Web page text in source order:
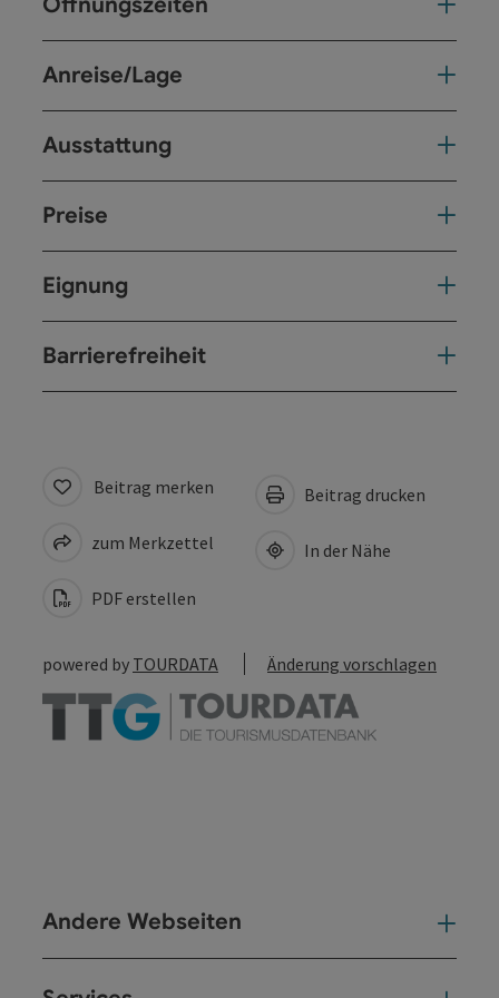
Anreise/Lage
Ausstattung
Preise
Eignung
Barrierefreiheit
Beitrag merken
zum Merkzettel
PDF erstellen
Beitrag drucken
In der Nähe
powered by TOURDATA Änderung vorschlagen
Andere Webseiten